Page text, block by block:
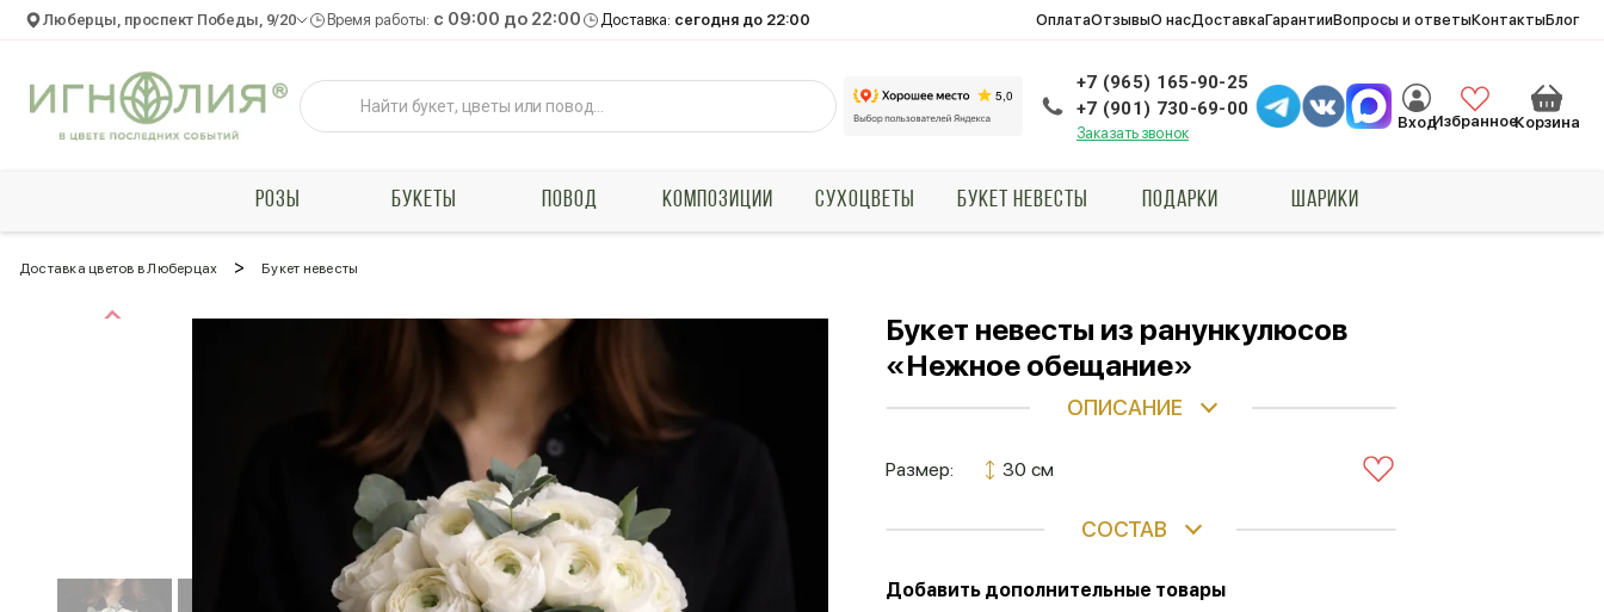
Люберцы, проспект Победы, 9/20 Время работы: c 09:00 до 22:00 Доставка: сегодня до 22:00 ОплатаОтзывыО насДоставкаГарантииВопросы и ответыКонтактыБлог
+7 (965) 165-90-25
+7 (901) 730-69-00
Заказать звонок
ВходИзбранноеКорзина
РОЗЫ БУКЕТЫ ПОВОД КОМПОЗИЦИИ СУХОЦВЕТЫ БУКЕТ НЕВЕСТЫ ПОДАРКИ ШАРИКИ
Доставка цветов в Люберцах > Букет невесты
Букет невесты из ранункулюсов
«Нежное обещание»
ОПИСАНИЕ
Размер: 30 см
СОСТАВ
Добавить дополнительные товары